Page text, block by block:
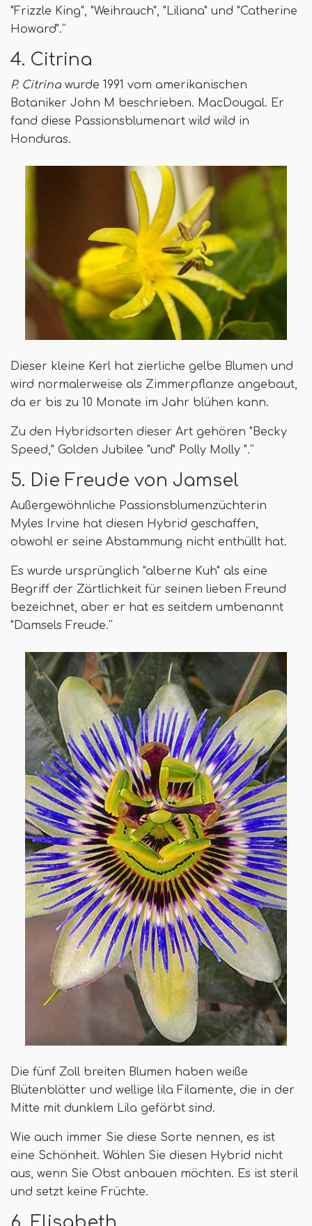
"Frizzle King", "Weihrauch", "Liliana" und "Catherine
Howard".''
4. Citrina
P. Citrina wurde 1991 vom amerikanischen
Botaniker John M beschrieben. MacDougal. Er
fand diese Passionsblumenart wild wild in
Honduras.
Dieser kleine Kerl hat zierliche gelbe Blumen und
wird normalerweise als Zimmerpflanze angebaut,
da er bis zu 10 Monate im Jahr blühen kann.
Zu den Hybridsorten dieser Art gehören "Becky
Speed," Golden Jubilee "und" Polly Molly ".''
5. Die Freude von Jamsel
Außergewöhnliche Passionsblumenzüchterin
Myles Irvine hat diesen Hybrid geschaffen,
obwohl er seine Abstammung nicht enthüllt hat.
Es wurde ursprünglich "alberne Kuh" als eine
Begriff der Zärtlichkeit für seinen lieben Freund
bezeichnet, aber er hat es seitdem umbenannt
"Damsels Freude.''
Die fünf Zoll breiten Blumen haben weiße
Blütenblätter und wellige lila Filamente, die in der
Mitte mit dunklem Lila gefärbt sind.
Wie auch immer Sie diese Sorte nennen, es ist
eine Schönheit. Wählen Sie diesen Hybrid nicht
aus, wenn Sie Obst anbauen möchten. Es ist steril
und setzt keine Früchte.